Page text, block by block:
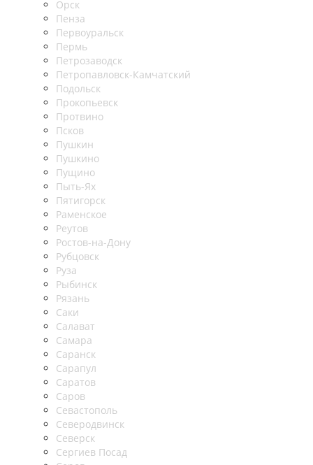
Орск
Пенза
Первоуральск
Пермь
Петрозаводск
Петропавловск-Камчатский
Подольск
Прокопьевск
Протвино
Псков
Пушкин
Пушкино
Пущино
Пыть-Ях
Пятигорск
Раменское
Реутов
Ростов-на-Дону
Рубцовск
Руза
Рыбинск
Рязань
Саки
Салават
Самара
Саранск
Сарапул
Саратов
Саров
Севастополь
Северодвинск
Северск
Сергиев Посад